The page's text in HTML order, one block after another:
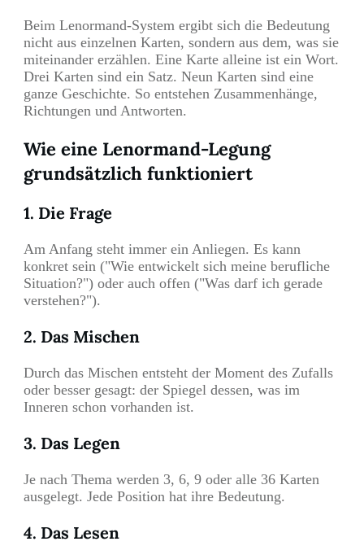
Beim Lenormand-System ergibt sich die Bedeutung
nicht aus einzelnen Karten, sondern aus dem, was sie
miteinander erzählen. Eine Karte alleine ist ein Wort.
Drei Karten sind ein Satz. Neun Karten sind eine
ganze Geschichte. So entstehen Zusammenhänge,
Richtungen und Antworten.
Wie eine Lenormand-Legung
grundsätzlich funktioniert
1. Die Frage
Am Anfang steht immer ein Anliegen. Es kann
konkret sein ("Wie entwickelt sich meine berufliche
Situation?") oder auch offen ("Was darf ich gerade
verstehen?").
2. Das Mischen
Durch das Mischen entsteht der Moment des Zufalls
oder besser gesagt: der Spiegel dessen, was im
Inneren schon vorhanden ist.
3. Das Legen
Je nach Thema werden 3, 6, 9 oder alle 36 Karten
ausgelegt. Jede Position hat ihre Bedeutung.
4. Das Lesen